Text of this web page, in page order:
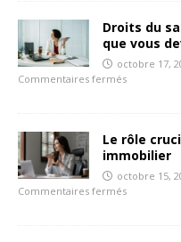
Droits du
que vous
octobre 17,
Commentaires fermés
Le rôle
immobilier
octobre 15,
Commentaires fermés